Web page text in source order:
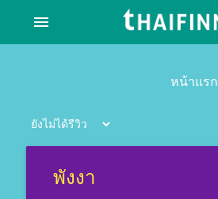
menu
หน้าแรก
พังงา